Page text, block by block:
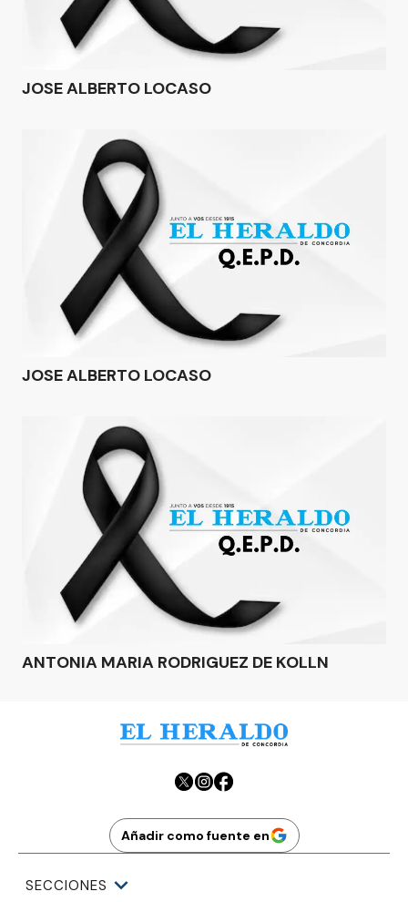
JOSE ALBERTO LOCASO
JOSE ALBERTO LOCASO
ANTONIA MARIA RODRIGUEZ DE KOLLN
Añadir como fuente en
SECCIONES